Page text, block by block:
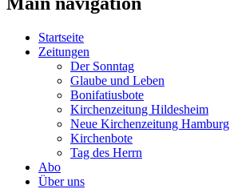
Startseite
Zeitungen
Der Sonntag
Glaube und Leben
Bonifatiusbote
Kirchenzeitung Hildesheim
Neue Kirchenzeitung Hamburg
Kirchenbote
Tag des Herrn
Abo
Über uns